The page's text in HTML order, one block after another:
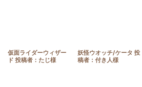
仮面ライダーウィザー
ド 投稿者：たじ様
妖怪ウオッチ/ケータ 投
稿者：付き人様